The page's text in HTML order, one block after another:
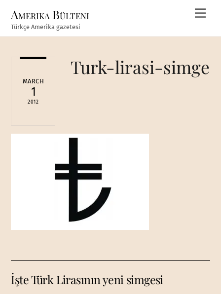
content
Amerika Bülteni
Türkçe Amerika gazetesi
MARCH
1
2012
Turk-lirasi-simge
İşte Türk Lirasının yeni simgesi